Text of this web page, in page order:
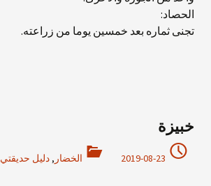
الحصاد:
تجنى ثماره بعد خمسين يوما من زراعته.
خبيزة
2019-08-23 الخضار ,دليل حديقتي